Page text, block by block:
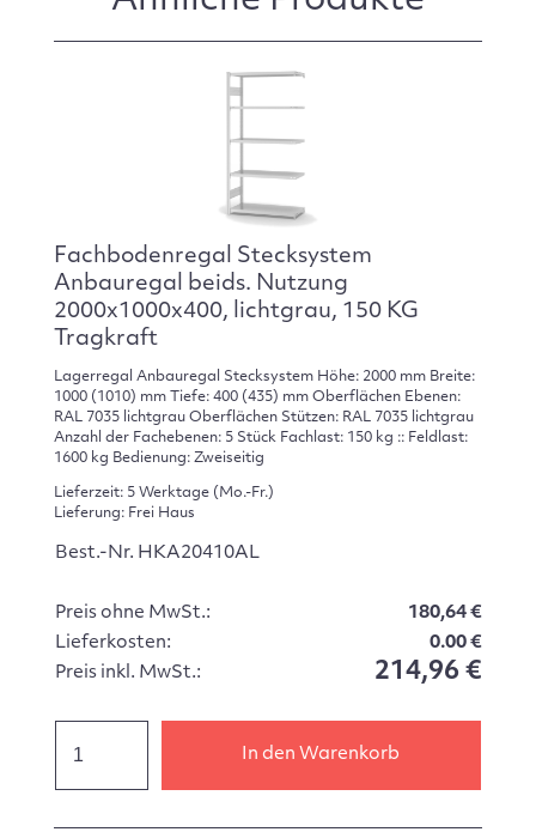
Fachbodenregal Stecksystem
Anbauregal beids. Nutzung
2000x1000x400, lichtgrau, 150 KG
Tragkraft
Lagerregal Anbauregal Stecksystem Höhe: 2000 mm Breite:
1000 (1010) mm Tiefe: 400 (435) mm Oberflächen Ebenen:
RAL 7035 lichtgrau Oberflächen Stützen: RAL 7035 lichtgrau
Anzahl der Fachebenen: 5 Stück Fachlast: 150 kg :: Feldlast:
1600 kg Bedienung: Zweiseitig
Lieferzeit: 5 Werktage (Mo.-Fr.)
Lieferung: Frei Haus
Best.-Nr. HKA20410AL
Preis ohne MwSt.:
180,64 €
Lieferkosten:
0.00 €
Preis inkl. MwSt.:
214,96 €
In den Warenkorb